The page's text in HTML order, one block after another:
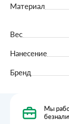
Мы
Материал
Вес
Нанесение
Бренд